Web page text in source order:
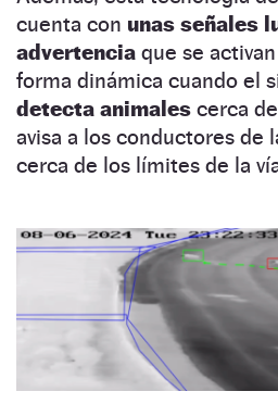
cuenta con unas señales
advertencia que se
forma dinámica cuando el
detecta animales cerca
avisa a los conductores de
cerca de los límites de la